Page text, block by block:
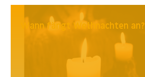
Wann fängt Weihnachten an?